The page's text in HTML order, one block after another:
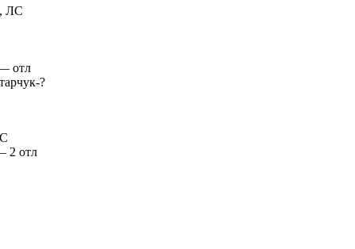
ЛС
отл
?
2 отл